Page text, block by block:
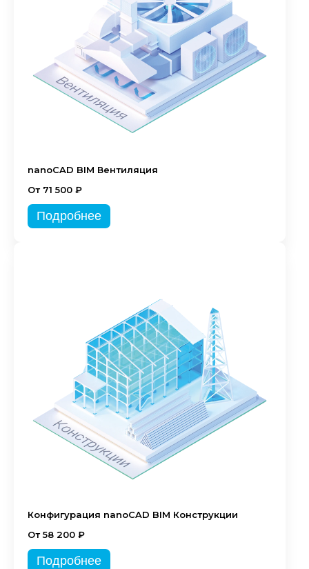
nanoCAD BIM Вентиляция
От 71 500 ₽
Подробнее
Конфигурация nanoCAD BIM Конструкции
От 58 200 ₽
Подробнее